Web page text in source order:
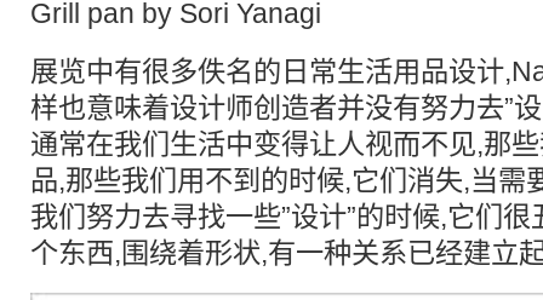
Grill pan by Sori Yanagi
展览中有很多佚名的日常生活用品设计
样也意味着设计师创造者并没有努力去”
通常在我们生活中变得让人视而不见,那
品,那些我们用不到的时候,它们消失,当需
我们努力去寻找一些”设计”的时候,它们
个东西,围绕着形状,有一种关系已经建立